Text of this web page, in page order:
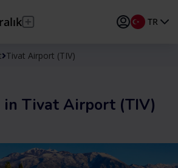
TR
Tivat Airport (TIV)
in Tivat Airport (TIV)